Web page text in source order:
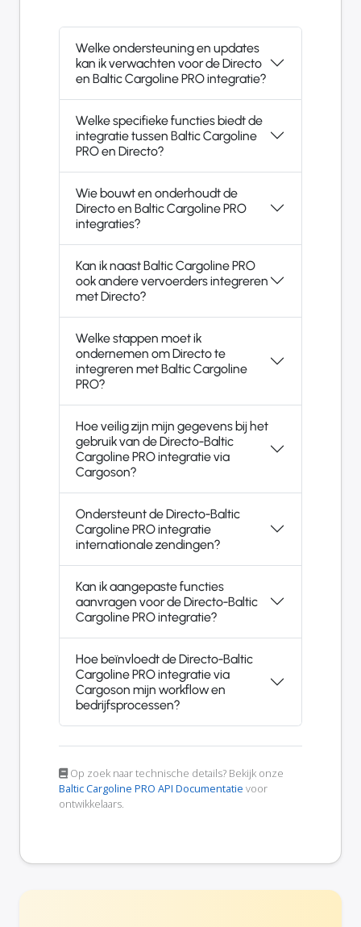
Welke ondersteuning en updates
kan ik verwachten voor de Directo
en Baltic Cargoline PRO integratie?
Welke specifieke functies biedt de
integratie tussen Baltic Cargoline
PRO en Directo?
Wie bouwt en onderhoudt de
Directo en Baltic Cargoline PRO
integraties?
Kan ik naast Baltic Cargoline PRO
ook andere vervoerders integreren
met Directo?
Welke stappen moet ik
ondernemen om Directo te
integreren met Baltic Cargoline
PRO?
Hoe veilig zijn mijn gegevens bij het
gebruik van de Directo-Baltic
Cargoline PRO integratie via
Cargoson?
Ondersteunt de Directo-Baltic
Cargoline PRO integratie
internationale zendingen?
Kan ik aangepaste functies
aanvragen voor de Directo-Baltic
Cargoline PRO integratie?
Hoe beïnvloedt de Directo-Baltic
Cargoline PRO integratie via
Cargoson mijn workflow en
bedrijfsprocessen?
Op zoek naar technische details? Bekijk onze
Baltic Cargoline PRO API Documentatie voor
ontwikkelaars.